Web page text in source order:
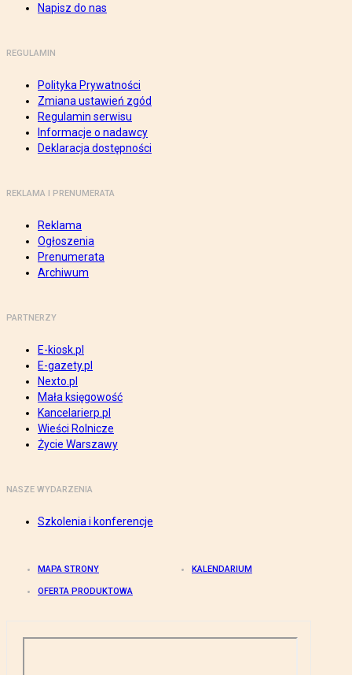
Napisz do nas
REGULAMIN
Polityka Prywatności
Zmiana ustawień zgód
Regulamin serwisu
Informacje o nadawcy
Deklaracja dostępności
REKLAMA I PRENUMERATA
Reklama
Ogłoszenia
Prenumerata
Archiwum
PARTNERZY
E-kiosk.pl
E-gazety.pl
Nexto.pl
Mała księgowość
Kancelarierp.pl
Wieści Rolnicze
Życie Warszawy
NASZE WYDARZENIA
Szkolenia i konferencje
MAPA STRONY KALENDARIUM
OFERTA PRODUKTOWA